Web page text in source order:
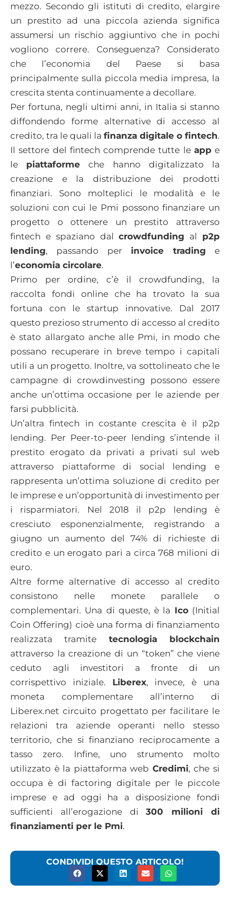
mezzo. Secondo gli istituti di credito, elargire
un prestito ad una piccola azienda significa
assumersi un rischio aggiuntivo che in pochi
vogliono correre. Conseguenza? Considerato
che l’economia del Paese si basa
principalmente sulla piccola media impresa, la
crescita stenta continuamente a decollare.
Per fortuna, negli ultimi anni, in Italia si stanno
diffondendo forme alternative di accesso al
credito, tra le quali la finanza digitale o fintech.
Il settore del fintech comprende tutte le appe
le piattaforme che hanno digitalizzato la
creazione e la distribuzione dei prodotti
finanziari. Sono molteplici le modalità e le
soluzioni con cui le Pmi possono finanziare un
progetto o ottenere un prestito attraverso
fintech e spaziano dalcrowdfunding al p2p
lending, passando perinvoice trading e
l’economia circolare.
Primo per ordine, c’è il crowdfunding, la
raccolta fondi online che ha trovato la sua
fortuna con le startup innovative. Dal 2017
questo prezioso strumento di accesso al credito
è stato allargato anche alle Pmi, in modo che
possano recuperare in breve tempo i capitali
utili a un progetto. Inoltre, va sottolineato che le
campagne di crowdinvesting possono essere
anche un’ottima occasione per le aziende per
farsi pubblicità.
Un’altra fintech in costante crescita è il p2p
lending. Per Peer-to-peer lending s’intende il
prestito erogato da privati a privati sul web
attraverso piattaforme di social lending e
rappresenta un’ottima soluzione di credito per
le imprese e un’opportunità di investimento per
i risparmiatori. Nel 2018 il p2p lending è
cresciuto esponenzialmente, registrando a
giugno un aumento del 74% di richieste di
credito e un erogato pari a circa 768 milioni di
euro.
Altre forme alternative di accesso al credito
consistono nelle monete parallele o
complementari. Una di queste, è la Ico(Initial
Coin Offering) cioè una forma di finanziamento
realizzata tramite tecnologia blockchain
attraverso la creazione di un “token” che viene
ceduto agli investitori a fronte di un
corrispettivo iniziale. Liberex, invece, è una
moneta complementare all’interno di
Liberex.net circuito progettato per facilitare le
relazioni tra aziende operanti nello stesso
territorio, che si finanziano reciprocamente a
tasso zero. Infine, uno strumento molto
utilizzato è la piattaforma web Credimi, che si
occupa è di factoring digitale per le piccole
imprese e ad oggi ha a disposizione fondi
sufficienti all’erogazione di300 milioni di
finanziamenti per le Pmi.
CONDIVIDI QUESTO ARTICOLO!